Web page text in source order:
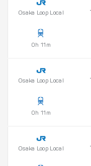
Osaka Loop Local
0h 11m
Osaka Loop Local
0h 11m
Osaka Loop Local